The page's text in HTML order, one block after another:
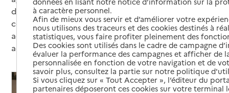
des soutiens précieux, ponctuellement ou au long
cours, pour de nombreux aspects : soutien
administratif, soutien moral, organisation d’activités
adaptées à la perte d‘autonomie...
à caractère personnel.
Afin de mieux vous servir et d’améliorer votre
nous utilisons des traceurs et des cookies destinés à
statistiques, vous faire profiter pleinement des
Des cookies sont utilisés dans le cadre de campagne
évaluer la performance des campagnes et afficher de
personnalisée en fonction de votre navigation et de
savoir plus, consultez la partie sur notre politique
Si vous cliquez sur « Tout Accepter », l’éditeur du
partenaires déposeront ces cookies sur votre terminal